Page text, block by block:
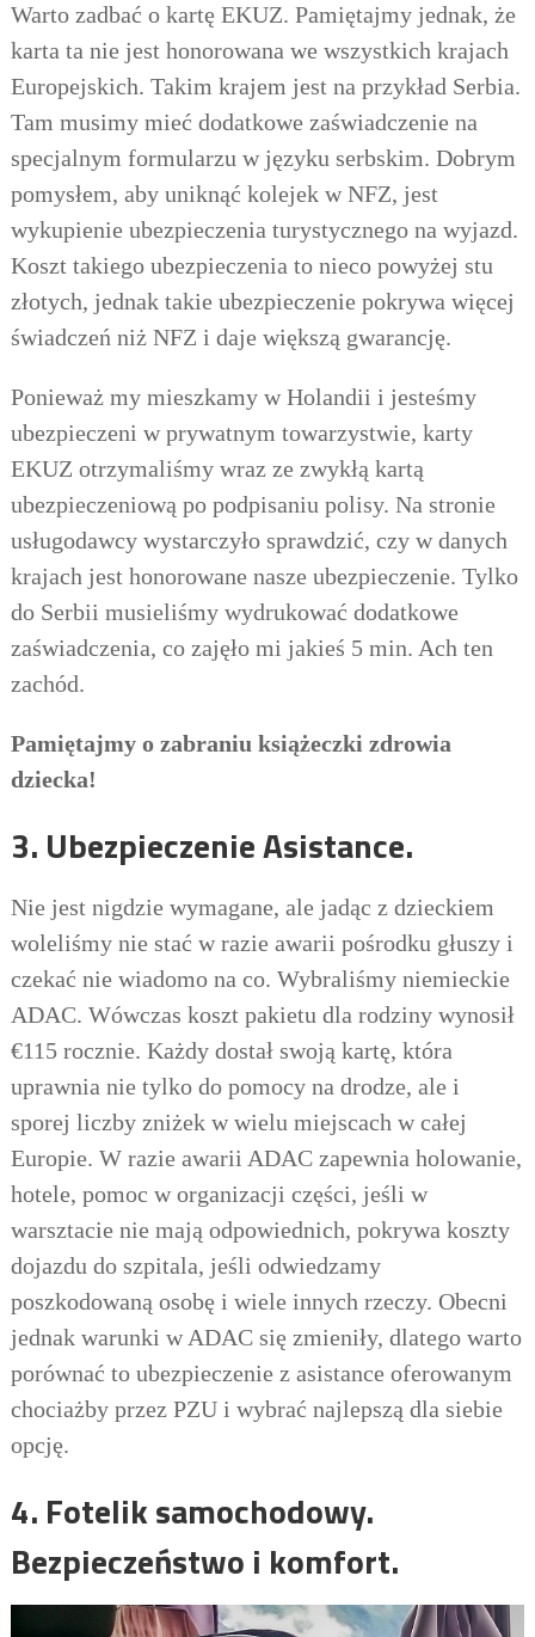
Warto zadbać o kartę EKUZ. Pamiętajmy jednak, że
karta ta nie jest honorowana we wszystkich krajach
Europejskich. Takim krajem jest na przykład Serbia.
Tam musimy mieć dodatkowe zaświadczenie na
specjalnym formularzu w języku serbskim. Dobrym
pomysłem, aby uniknąć kolejek w NFZ, jest
wykupienie ubezpieczenia turystycznego na wyjazd.
Koszt takiego ubezpieczenia to nieco powyżej stu
złotych, jednak takie ubezpieczenie pokrywa więcej
świadczeń niż NFZ i daje większą gwarancję.
Ponieważ my mieszkamy w Holandii i jesteśmy
ubezpieczeni w prywatnym towarzystwie, karty
EKUZ otrzymaliśmy wraz ze zwykłą kartą
ubezpieczeniową po podpisaniu polisy. Na stronie
usługodawcy wystarczyło sprawdzić, czy w danych
krajach jest honorowane nasze ubezpieczenie. Tylko
do Serbii musieliśmy wydrukować dodatkowe
zaświadczenia, co zajęło mi jakieś 5 min. Ach ten
zachód.
Pamiętajmy o zabraniu książeczki zdrowia
dziecka!
3. Ubezpieczenie Asistance.
Nie jest nigdzie wymagane, ale jadąc z dzieckiem
woleliśmy nie stać w razie awarii pośrodku głuszy i
czekać nie wiadomo na co. Wybraliśmy niemieckie
ADAC. Wówczas koszt pakietu dla rodziny wynosił
€115 rocznie. Każdy dostał swoją kartę, która
uprawnia nie tylko do pomocy na drodze, ale i
sporej liczby zniżek w wielu miejscach w całej
Europie. W razie awarii ADAC zapewnia holowanie,
hotele, pomoc w organizacji części, jeśli w
warsztacie nie mają odpowiednich, pokrywa koszty
dojazdu do szpitala, jeśli odwiedzamy
poszkodowaną osobę i wiele innych rzeczy. Obecni
jednak warunki w ADAC się zmieniły, dlatego warto
porównać to ubezpieczenie z asistance oferowanym
chociażby przez PZU i wybrać najlepszą dla siebie
opcję.
4. Fotelik samochodowy.
Bezpieczeństwo i komfort.